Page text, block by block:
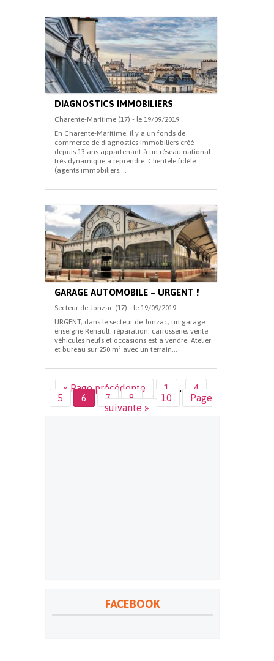
DIAGNOSTICS IMMOBILIERS
Charente-Maritime (17) - le 19/09/2019
En Charente-Maritime, il y a un fonds de
commerce de diagnostics immobiliers créé
depuis 13 ans appartenant à un réseau national
très dynamique à reprendre. Clientèle fidèle
(agents immobiliers,...
GARAGE AUTOMOBILE – URGENT !
Secteur de Jonzac (17) - le 19/09/2019
URGENT, dans le secteur de Jonzac, un garage
enseigne Renault, réparation, carrosserie, vente
véhicules neufs et occasions est à vendre. Atelier
et bureau sur 250 m² avec un terrain...
« Page précédente 1 …
4
5
6 7 8 … 10
Page
suivante »
FACEBOOK